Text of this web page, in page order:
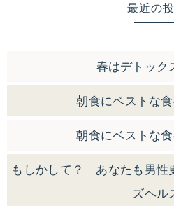
最近の
春はデトック
朝食にベストな
朝食にベストな食
もしかして？ あなた
ズヘル